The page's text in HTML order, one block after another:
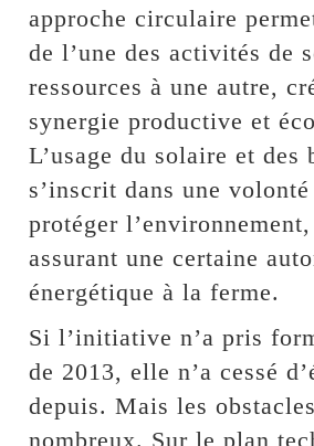
approche circulaire
de l’une des activités de
ressources à une autre,
synergie productive et
L’usage du solaire et des
s’inscrit dans une
protéger
assurant une certaine
énergétique à la ferme.
Si l’initiative n’a pris
de 2013, elle n’a cessé
depuis. Mais les
nombreux. Sur le plan